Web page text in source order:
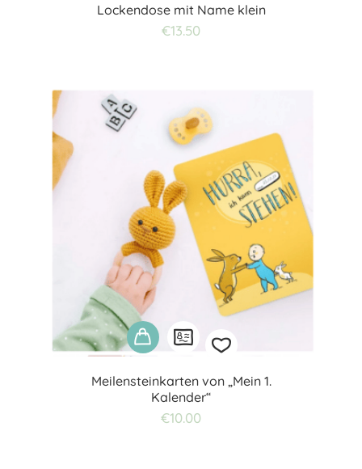
Lockendose mit Name klein
€13.50 Add
Meilensteinkarten von „Mein 1.
Kalender“
€10.00